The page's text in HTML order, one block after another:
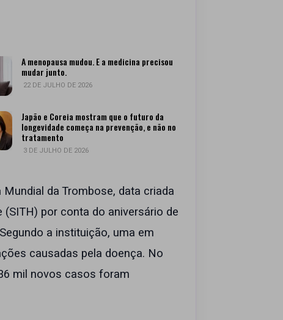
A menopausa mudou. E a medicina precisou
mudar junto.
22 DE JULHO DE 2026
Japão e Coreia mostram que o futuro da
longevidade começa na prevenção, e não no
tratamento
3 DE JULHO DE 2026
da Trombose, data criada
por conta do aniversário de
a instituição, uma em
causadas pela doença. No
mil novos casos foram